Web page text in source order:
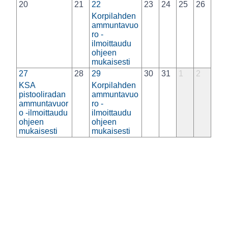
20 21
22
Korpilahden
ammuntavuo
ro -
ilmoittaudu
ohjeen
mukaisesti
23 24 25 26
27
KSA
pistooliradan
ammuntavuor
o -ilmoittaudu
ohjeen
mukaisesti
28
29
Korpilahden
ammuntavuo
ro -
ilmoittaudu
ohjeen
mukaisesti
30 31 1 2